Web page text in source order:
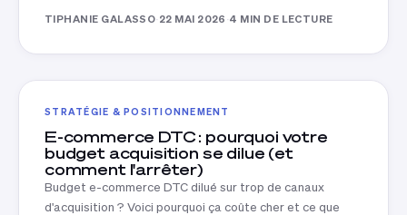
TIPHANIE GALASSO· 22 MAI 2026 ·4 MIN DE LECTURE
STRATÉGIE & POSITIONNEMENT
E-commerce DTC : pourquoi votre
budget acquisition se dilue (et
comment l'arrêter)
Budget e-commerce DTC dilué sur trop de canaux
d'acquisition ? Voici pourquoi ça coûte cher et ce que